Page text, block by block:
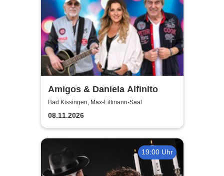
Amigos & Daniela Alfinito
Bad Kissingen, Max-Littmann-Saal
08.11.2026
19:00 Uhr